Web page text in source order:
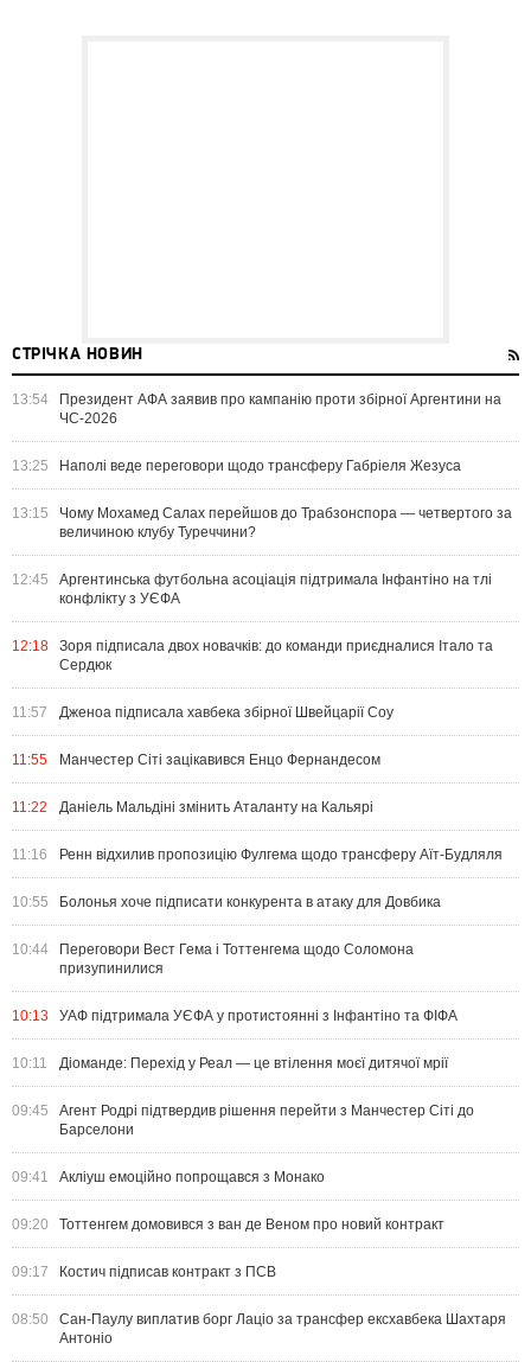
СТРІЧКА НОВИН
13:54
Президент АФА заявив про кампанію проти збірної Аргентини на
ЧС-2026
13:25 Наполі веде переговори щодо трансферу Габріеля Жезуса
13:15
Чому Мохамед Салах перейшов до Трабзонспора — четвертого за
величиною клубу Туреччини?
12:45
Аргентинська футбольна асоціація підтримала Інфантіно на тлі
конфлікту з УЄФА
12:18
Зоря підписала двох новачків: до команди приєдналися Італо та
Сердюк
11:57 Дженоа підписала хавбека збірної Швейцарії Соу
11:55 Манчестер Сіті зацікавився Енцо Фернандесом
11:22 Даніель Мальдіні змінить Аталанту на Кальярі
11:16 Ренн відхилив пропозицію Фулгема щодо трансферу Аїт-Будляля
10:55 Болонья хоче підписати конкурента в атаку для Довбика
10:44
Переговори Вест Гема і Тоттенгема щодо Соломона
призупинилися
10:13 УАФ підтримала УЄФА у протистоянні з Інфантіно та ФІФА
10:11 Діоманде: Перехід у Реал — це втілення моєї дитячої мрії
09:45
Агент Родрі підтвердив рішення перейти з Манчестер Сіті до
Барселони
09:41 Акліуш емоційно попрощався з Монако
09:20 Тоттенгем домовився з ван де Веном про новий контракт
09:17 Костич підписав контракт з ПСВ
08:50
Сан-Паулу виплатив борг Лаціо за трансфер ексхавбека Шахтаря
Антоніо